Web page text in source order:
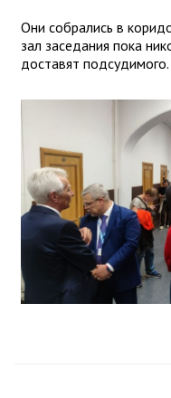
Они собрались в
зал заседания пока
доставят подсудимого.